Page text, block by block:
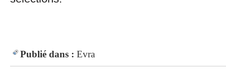
Publié dans : Evra